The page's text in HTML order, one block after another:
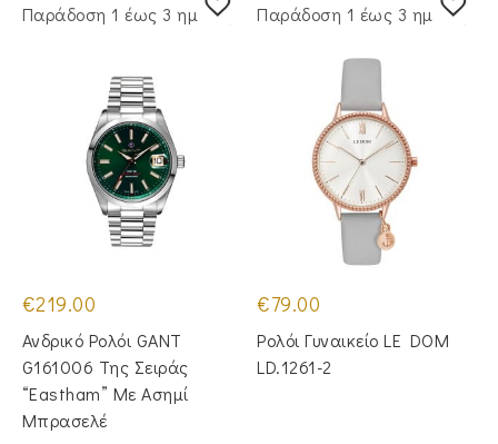
Παράδoση 1 έως 3 ημέρες
€219.00
Ανδρικό Ρολόι GANT
G161006 Της Σειράς
“Eastham” Με Ασημί
Μπρασελέ
Παράδoση 1 έως 3 ημέρες
€79.00
Ρολόι Γυναικείο LE DOM
LD.1261-2